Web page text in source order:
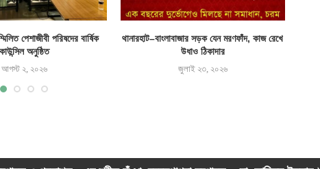
পেশাজীবী পরিষদের বার্ষিক
কাউন্সিল অনুষ্ঠিত
আগস্ট ২, ২০২৬
থানারহাট–বাংলাবাজার সড়ক যেন মরণফাঁদ, কাজ রেখে
উধাও ঠিকাদার
জুলাই ২৩, ২০২৬